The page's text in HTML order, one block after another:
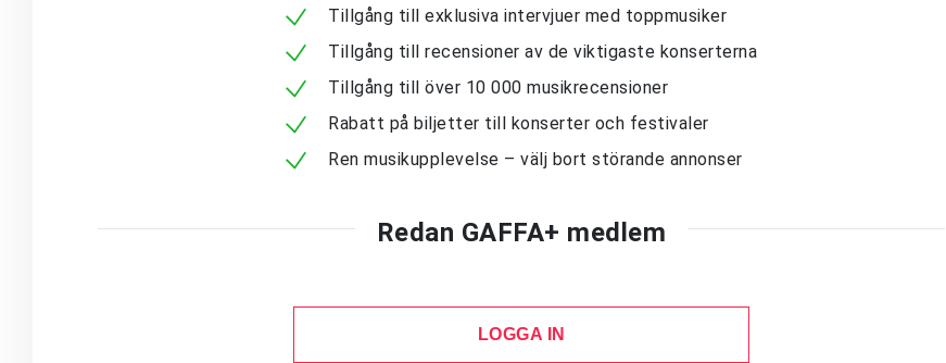
Tillgång till exklusiva intervjuer med toppmusiker
Tillgång till recensioner av de viktigaste konserterna
Tillgång till över 10 000 musikrecensioner
Rabatt på biljetter till konserter och festivaler
Ren musikupplevelse – välj bort störande annonser
Redan GAFFA+ medlem
LOGGA IN